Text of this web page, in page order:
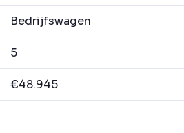
Bedrijfswagen
5
€48.945